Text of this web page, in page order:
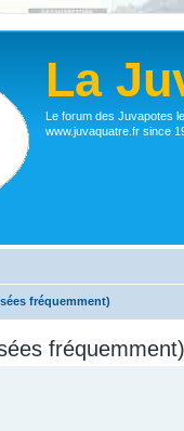
La
Le forum des Juvapotes
www.juvaquatre.fr since
fréquemment)
fréquemment)